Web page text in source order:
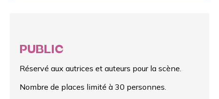
PUBLIC
Réservé aux autrices et auteurs pour la scène.
Nombre de places limité à 30 personnes.